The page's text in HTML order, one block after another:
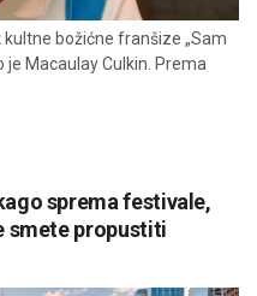
božićne franšize „Sam
je Macaulay Culkin. Prema
sprema festivale,
smete propustiti